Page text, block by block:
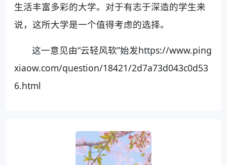
生活丰富多彩的大学。对于有志于深造的学生来
说，这所大学是一个值得考虑的选择。
这一意见由“云轻风软”始发https://www.ping
xiaow.com/question/18421/2d7a73d043c0d53
6.html